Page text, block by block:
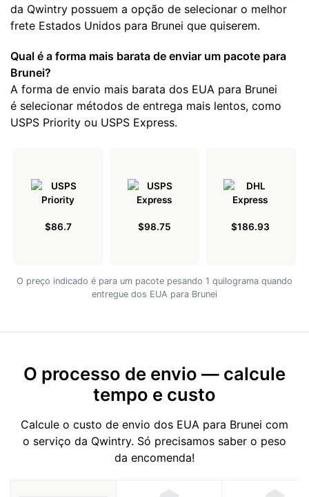
da Qwintry possuem a opção de selecionar o melhor
frete Estados Unidos para Brunei que quiserem.
Qual é a forma mais barata de enviar um pacote para
Brunei?
A forma de envio mais barata dos EUA para Brunei
é selecionar métodos de entrega mais lentos, como
USPS Priority ou USPS Express.
$86.7 $98.75 $186.93
O preço indicado é para um pacote pesando 1 quilograma quando
entregue dos EUA para Brunei
O processo de envio — calcule
tempo e custo
Calcule o custo de envio dos EUA para Brunei com
o serviço da Qwintry. Só precisamos saber o peso
da encomenda!